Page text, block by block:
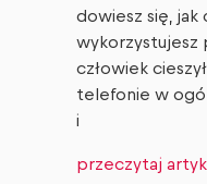
dowiesz się, jak
wykorzystujesz
człowiek
telefonie w
i
przeczytaj